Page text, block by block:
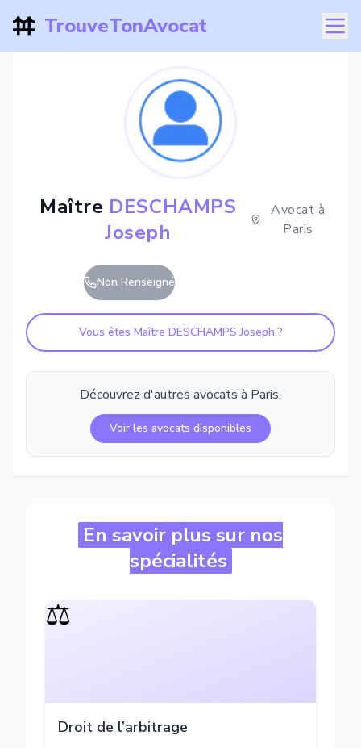
TrouveTonAvocat
Maître DESCHAMPS
Joseph
Avocat à
Paris
Non Renseigné
Vous êtes Maître DESCHAMPS Joseph ?
Découvrez d'autres avocats à Paris.
Voir les avocats disponibles
En savoir plus sur nos
spécialités
⚖️
Droit de l’arbitrage